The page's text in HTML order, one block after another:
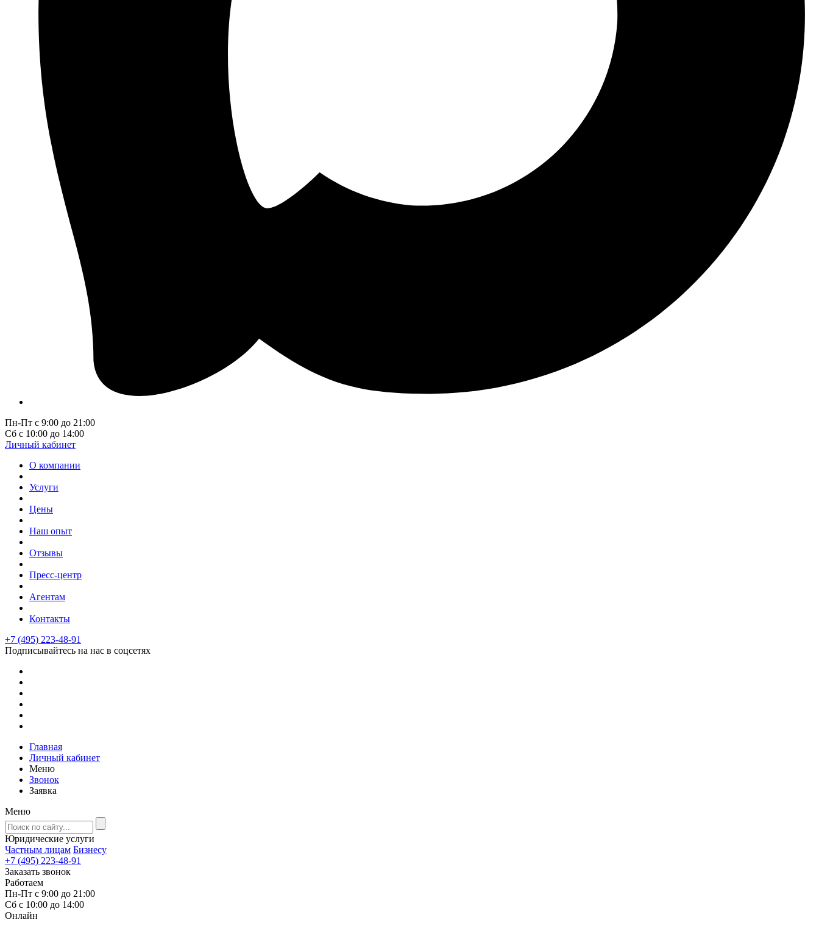
Пн-Пт с 9:00 до 21:00
Сб с 10:00 до 14:00
Личный кабинет
О компании
Услуги
Цены
Наш опыт
Отзывы
Пресс-центр
Агентам
Контакты
+7 (495) 223-48-91
Подписывайтесь на нас в соцсетях
Главная
Личный кабинет
Меню
Звонок
Заявка
Меню
Юридические услуги
Частным лицам Бизнесу
+7 (495) 223-48-91
Заказать звонок
Работаем
Пн-Пт с 9:00 до 21:00
Сб с 10:00 до 14:00
Онлайн